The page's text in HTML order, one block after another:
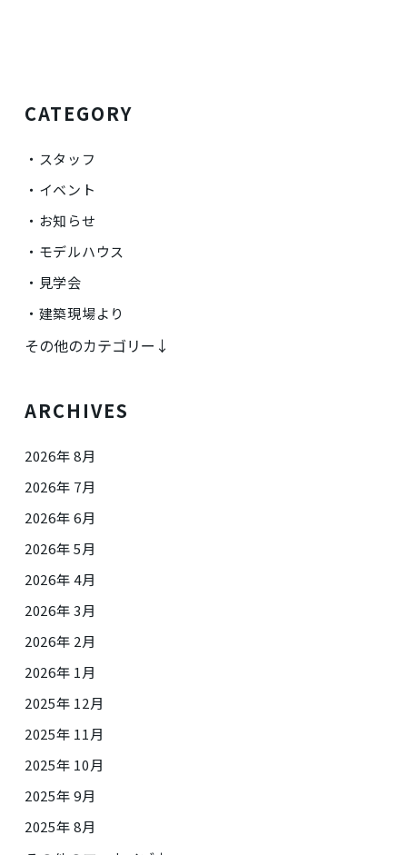
CATEGORY
スタッフ
イベント
お知らせ
モデルハウス
見学会
建築現場より
その他のカテゴリー↓
ARCHIVES
2026年 8月
2026年 7月
2026年 6月
2026年 5月
2026年 4月
2026年 3月
2026年 2月
2026年 1月
2025年 12月
2025年 11月
2025年 10月
2025年 9月
2025年 8月